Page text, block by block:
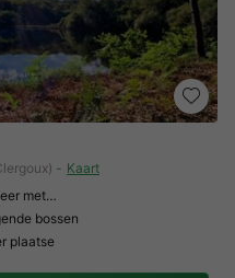
Kaart
met…
bossen
plaatse